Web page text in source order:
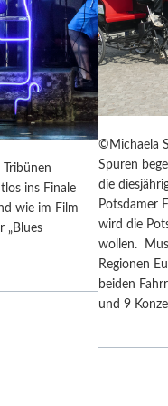
I
S
E
Z
U
M
O
N
D
U
N
D
Z
U
M
R
E
R
„
A
N
T
H
E
R
G
E
R
M
A
ins Finale
wie im Film
„Blues
©Michaela
Spuren
die
Potsdamer
wird die
wollen.
Regionen
beiden
und 9